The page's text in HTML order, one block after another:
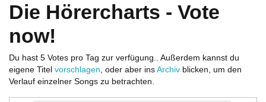
Die Hörercharts - Vote
now!
Du hast 5 Votes pro Tag zur verfügung.. Außerdem kannst du
eigene Titel vorschlagen, oder aber ins Archiv blicken, um den
Verlauf einzelner Songs zu betrachten.